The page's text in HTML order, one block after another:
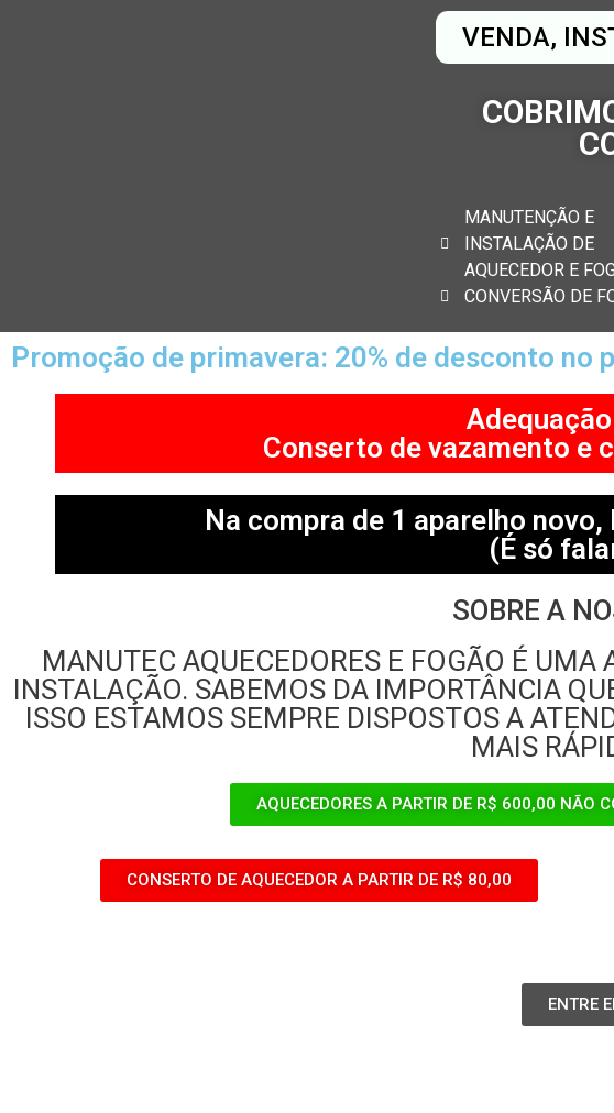
VENDA,
MANUTENÇÃO E
INSTALAÇÃO DE
AQUECEDOR E
CONVERSÃO DE
Promoção de primavera: 20% de desconto no
Conserto de vazamento e
Na compra de 1 aparelho
(É só
SOBRE A
MANUTEC AQUECEDORES E FOGÃO É
INSTALAÇÃO. SABEMOS DA IMPORTÂNCIA
ISSO ESTAMOS SEMPRE DISPOSTOS A
MAIS
AQUECEDORES A PARTIR DE R$ 600,00 NÃO
CONSERTO DE AQUECEDOR A PARTIR DE R$ 80,00
ENTRE